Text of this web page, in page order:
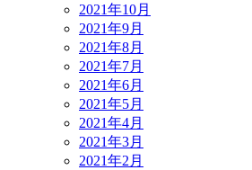
2021年10月
2021年9月
2021年8月
2021年7月
2021年6月
2021年5月
2021年4月
2021年3月
2021年2月